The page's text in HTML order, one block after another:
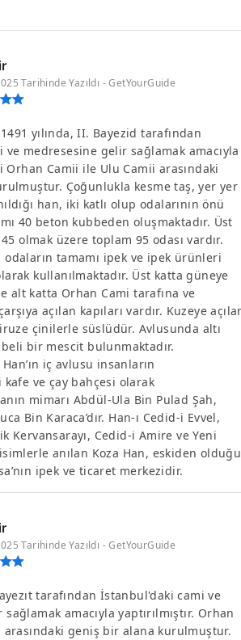
Tarihinde Yazıldı - GetYourGuide
yılında, II. Bayezid tarafından
medresesine gelir sağlamak amacıyla
Orhan Camii ile Ulu Camii arasındaki
Çoğunlukla kesme taş, yer yer
han, iki katlı olup odalarının önü
40 beton kubbeden oluşmaktadır. Üst
olmak üzere toplam 95 odası vardır.
tamamı ipek ve ipek ürünleri
kullanılmaktadır. Üst katta güneye
alt katta Orhan Cami tarafına ve
açılan kapıları vardır. Kuzeye
çinilerle süslüdür. Avlusunda altı
bir mescit bulunmaktadır.
iç avlusu insanların
ve çay bahçesi olarak
mimarı Abdül-Ula Bin Pulad Şah,
Bin Karaca’dır. Han-ı Cedid-i Evvel,
Kervansarayı, Cedid-i Amire ve Yeni
anılan Koza Han, eskiden olduğu
ipek ve ticaret merkezidir.
Tarihinde Yazıldı - GetYourGuide
tarafından İstanbul'daki cami ve
amacıyla yaptırılmıştır. Orhan
geniş bir alana kurulmuştur.